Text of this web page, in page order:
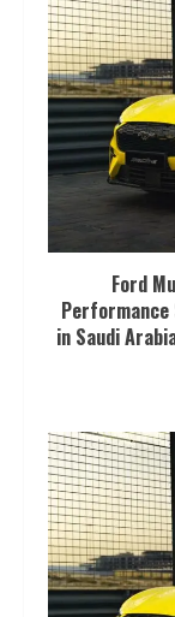
Ford
Performance
in Saudi